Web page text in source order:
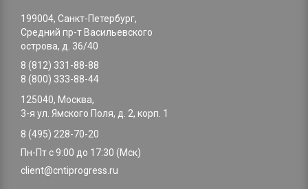
199004, Санкт-Петербург,
Средний пр-т Васильевского
острова, д. 36/40
8 (812) 331-88-88
8 (800) 333-88-44
125040, Москва,
3-я ул. Ямского Поля, д. 2, корп. 1
8 (495) 228-70-20
Пн-Пт с 9:00 до 17:30 (Мск)
client@cntiprogress.ru